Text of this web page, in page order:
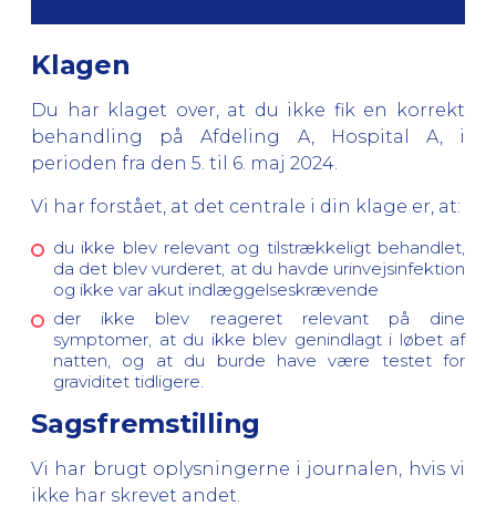
Klagen
Du har klaget over, at du ikke fik en korrekt
behandling på Afdeling A, Hospital A, i
perioden fra den 5. til 6. maj 2024.
Vi har forstået, at det centrale i din klage er, at:
du ikke blev relevant og tilstrækkeligt behandlet,
da det blev vurderet, at du havde urinvejsinfektion
og ikke var akut indlæggelseskrævende
der ikke blev reageret relevant på dine
symptomer, at du ikke blev genindlagt i løbet af
natten, og at du burde have være testet for
graviditet tidligere.
Sagsfremstilling
Vi har brugt oplysningerne i journalen, hvis vi
ikke har skrevet andet.